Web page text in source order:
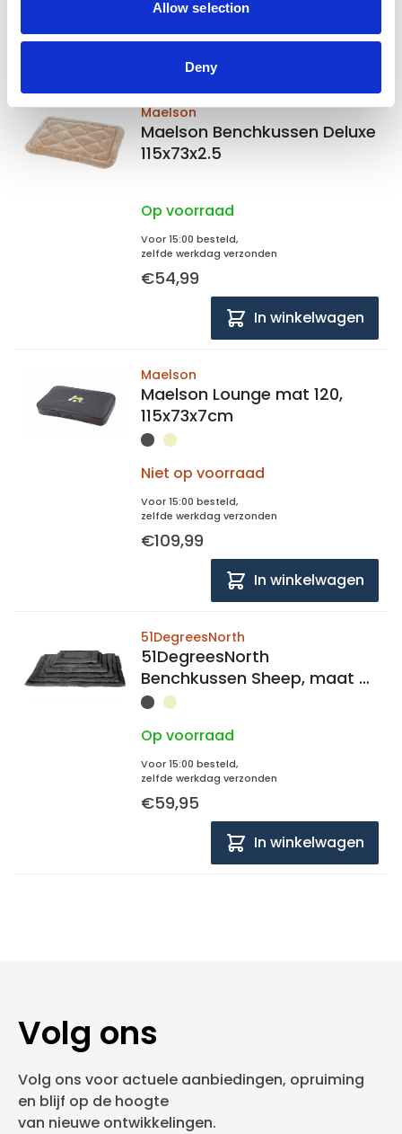
Allow selection
Deny
€52,95
Maelson
Maelson Benchkussen Deluxe
115x73x2.5
Op voorraad
Voor 15:00 besteld,
zelfde werkdag verzonden
€54,99
In winkelwagen
Maelson
Maelson Lounge mat 120,
115x73x7cm
Niet op voorraad
Voor 15:00 besteld,
zelfde werkdag verzonden
€109,99
In winkelwagen
51DegreesNorth
51DegreesNorth
Benchkussen Sheep, maat XL
119x73
Op voorraad
Voor 15:00 besteld,
zelfde werkdag verzonden
€59,95
In winkelwagen
Volg ons
Volg ons voor actuele aanbiedingen, opruiming
en blijf op de hoogte
van nieuwe ontwikkelingen.